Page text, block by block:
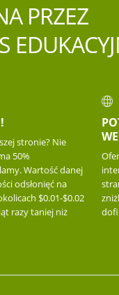
PRZEZ
stronie? Nie
50%
Wartość danej
odsłonięć na
$0.01-$0.02
razy taniej niż